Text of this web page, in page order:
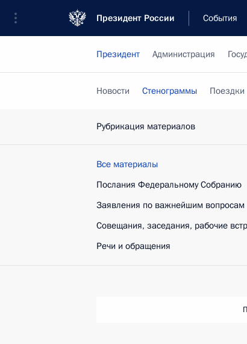
Президент России События
Президент Администрация
Новости Стенограммы Поездки
Рубрикация материалов
Все материалы
Послания Федеральному Собранию
Заявления по важнейшим вопросам
Совещания, заседания, рабочие
Речи и обращения